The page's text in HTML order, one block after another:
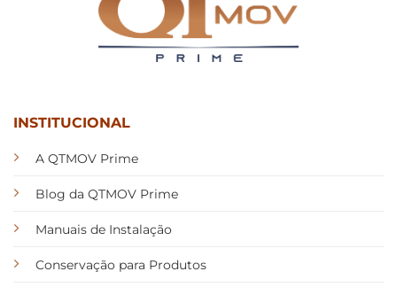
INSTITUCIONAL
A QTMOV Prime
Blog da QTMOV Prime
Manuais de Instalação
Conservação para Produtos